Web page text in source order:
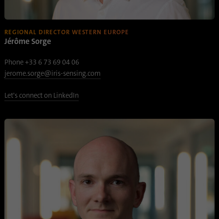
REGIONAL DIRECTOR WESTERN EUROPE
Jérôme Sorge
Phone +33 6 73 69 04 06
jerome.sorge@iris-sensing.com
Let's connect on LinkedIn
Proveedor .www.linkedin.com
Propósito
iniciado sesión ha sido verificado con
autenticación de dos factores y ha iniciado
sesión previamente
.linkedin.com
Duración 30 dias
Esta cookie se utiliza para almacenar
cuándo se produjo la sincronización con la
cookie “lms_analytics cookie”.